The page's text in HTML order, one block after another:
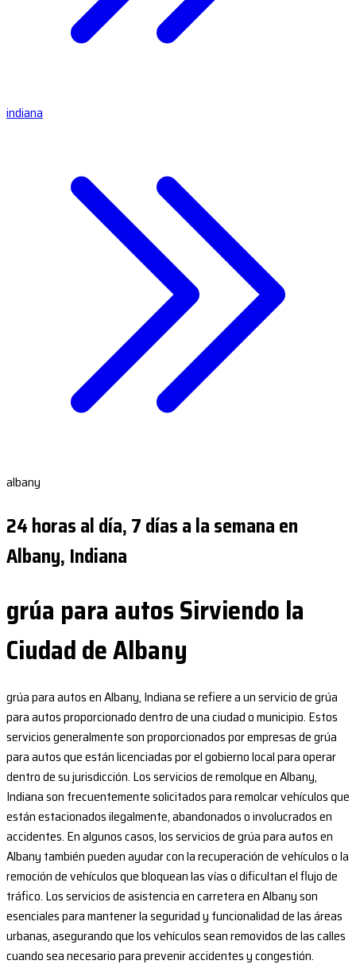
indiana
albany
24 horas al día, 7 días a la semana en
Albany, Indiana
grúa para autos Sirviendo la
Ciudad de Albany
grúa para autos en Albany, Indiana se refiere a un servicio de grúa
para autos proporcionado dentro de una ciudad o municipio. Estos
servicios generalmente son proporcionados por empresas de grúa
para autos que están licenciadas por el gobierno local para operar
dentro de su jurisdicción. Los servicios de remolque en Albany,
Indiana son frecuentemente solicitados para remolcar vehículos que
están estacionados ilegalmente, abandonados o involucrados en
accidentes. En algunos casos, los servicios de grúa para autos en
Albany también pueden ayudar con la recuperación de vehículos o la
remoción de vehículos que bloquean las vías o dificultan el flujo de
tráfico. Los servicios de asistencia en carretera en Albany son
esenciales para mantener la seguridad y funcionalidad de las áreas
urbanas, asegurando que los vehículos sean removidos de las calles
cuando sea necesario para prevenir accidentes y congestión.